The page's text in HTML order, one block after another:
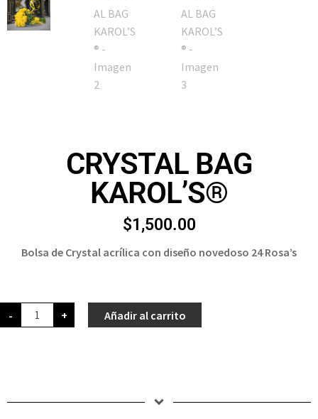
CRYSTAL BAG
KAROL’S®️
$1,500.00
Bolsa de Crystal acrílica con diseño novedoso 24 Rosa’s
- + Añadir al carrito